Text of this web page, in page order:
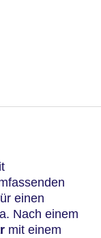
einen
Nach einem
mit einem